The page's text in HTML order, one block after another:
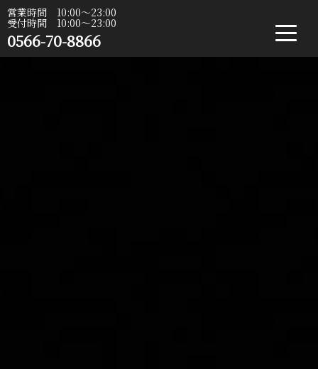
営業時間 10:00〜23:00
受付時間 10:00〜23:00
0566-70-8866